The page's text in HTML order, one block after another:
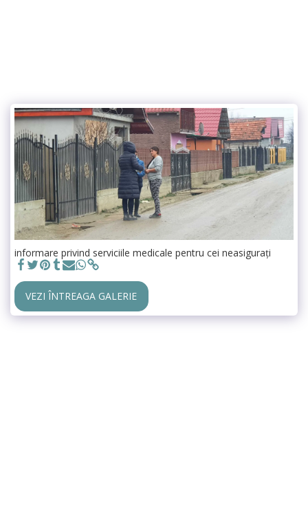
informare privind serviciile medicale pentru cei neasigurați
VEZI ÎNTREAGA GALERIE